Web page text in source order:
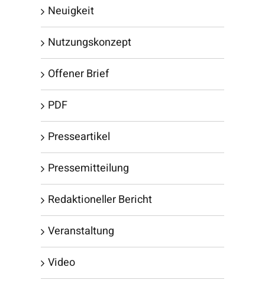
Neuigkeit
Nutzungskonzept
Offener Brief
PDF
Presseartikel
Pressemitteilung
Redaktioneller Bericht
Veranstaltung
Video